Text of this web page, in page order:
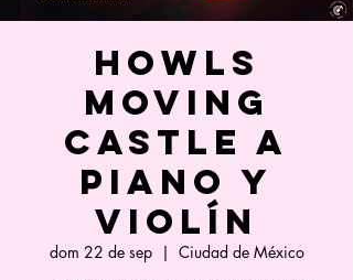
HOWLS
MOVING
CASTLE A
PIANO Y
VIOLÍN
dom 22 de sep
  |
Ciudad de México